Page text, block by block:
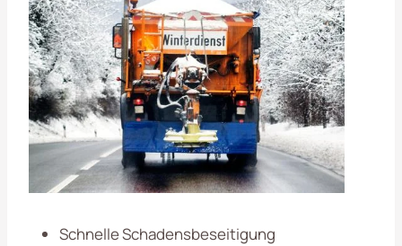
Schnelle Schadensbeseitigung